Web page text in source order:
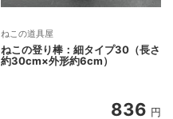
ねこの道具屋
ねこの登り棒：細タイプ30（長さ
約30cm×外形約6cm）
836 円